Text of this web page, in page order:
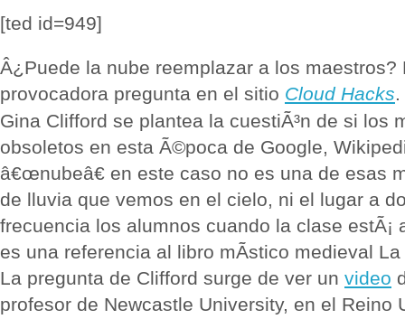
[ted id=949]
Â¿Puede la nube reemplazar a los
provocadora pregunta en el sitio Cloud Hacks
Gina Clifford se plantea la cuestiÃ³n de si los
obsoletos en esta Ã©poca de Google,
â€œnubeâ€ en este caso no es una de esas
de lluvia que vemos en el cielo, ni el lugar a
frecuencia los alumnos cuando la clase estÃ¡
es una referencia al libro mÃ­stico medieval
La pregunta de Clifford surge de ver un video
profesor de Newcastle University, en el Reino